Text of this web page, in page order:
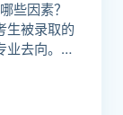
些因素？
生被录取的
业去向。二